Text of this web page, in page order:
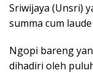
Sriwijaya (Unsri)
summa cum
Ngopi bareng
dihadiri oleh